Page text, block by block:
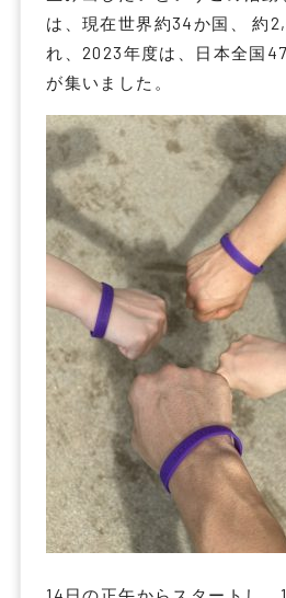
は、現在世界約34か国、 約
れ、2023年度は、日本全国
が集いました。